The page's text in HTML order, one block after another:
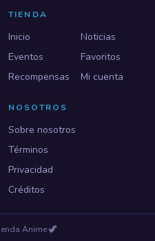
TIENDA
Inicio
Noticias
Eventos
Favoritos
Recompensas
Mi cuenta
NOSOTROS
Sobre nosotros
Términos
Privacidad
Créditos
Anime🦖